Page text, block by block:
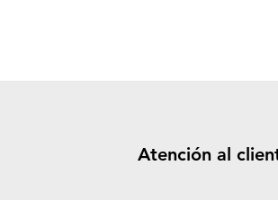
Atención al